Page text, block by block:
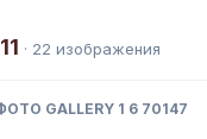
· 22 изображения
GALLERY 1 6 70147